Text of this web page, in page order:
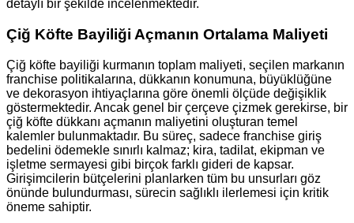
detaylı bir şekilde incelenmektedir.
Çiğ Köfte Bayiliği Açmanın Ortalama Maliyeti
Çiğ köfte bayiliği kurmanın toplam maliyeti, seçilen markanın
franchise politikalarına, dükkanın konumuna, büyüklüğüne
ve dekorasyon ihtiyaçlarına göre önemli ölçüde değişiklik
göstermektedir. Ancak genel bir çerçeve çizmek gerekirse, bir
çiğ köfte dükkanı açmanın maliyetini oluşturan temel
kalemler bulunmaktadır. Bu süreç, sadece franchise giriş
bedelini ödemekle sınırlı kalmaz; kira, tadilat, ekipman ve
işletme sermayesi gibi birçok farklı gideri de kapsar.
Girişimcilerin bütçelerini planlarken tüm bu unsurları göz
önünde bulundurması, sürecin sağlıklı ilerlemesi için kritik
öneme sahiptir.